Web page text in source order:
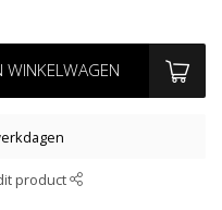
product